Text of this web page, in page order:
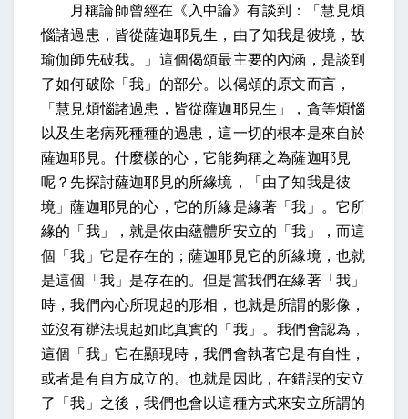
月稱論師曾經在《入中論》有談到：「慧見煩
惱諸過患，皆從薩迦耶見生，由了知我是彼境，故
瑜伽師先破我。」這個偈頌最主要的內涵，是談到
了如何破除「我」的部分。以偈頌的原文而言，
「慧見煩惱諸過患，皆從薩迦耶見生」，貪等煩惱
以及生老病死種種的過患，這一切的根本是來自於
薩迦耶見。什麼樣的心，它能夠稱之為薩迦耶見
呢？先探討薩迦耶見的所緣境，「由了知我是彼
境」薩迦耶見的心，它的所緣是緣著「我」。它所
緣的「我」，就是依由蘊體所安立的「我」，而這
個「我」它是存在的；薩迦耶見它的所緣境，也就
是這個「我」是存在的。但是當我們在緣著「我」
時，我們內心所現起的形相，也就是所謂的影像，
並沒有辦法現起如此真實的「我」。我們會認為，
這個「我」它在顯現時，我們會執著它是有自性，
或者是有自方成立的。也就是因此，在錯誤的安立
了「我」之後，我們也會以這種方式來安立所謂的